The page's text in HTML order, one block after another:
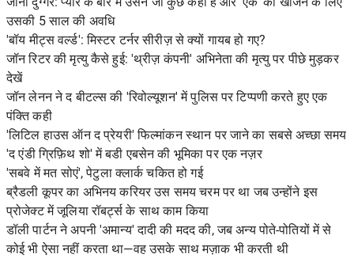
उसकी 5 साल की अवधि
'बॉय मीट्स वर्ल्ड': मिस्टर टर्नर सीरीज़ से क्यों गायब हो गए?
जॉन रिटर की मृत्यु कैसे हुई: 'थ्रीज़ कंपनी' अभिनेता की मृत्यु पर पीछे मुड़कर
देखें
जॉन लेनन ने द बीटल्स की 'रिवोल्यूशन' में पुलिस पर टिप्पणी करते हुए एक
पंक्ति कही
'लिटिल हाउस ऑन द प्रेयरी' फिल्मांकन स्थान पर जाने का सबसे अच्छा समय
'द एंडी ग्रिफ़िथ शो' में बडी एबसेन की भूमिका पर एक नज़र
'सबवे में मत सोएं', पेटुला क्लार्क चकित हो गई
ब्रैडली कूपर का अभिनय करियर उस समय चरम पर था जब उन्होंने इस
प्रोजेक्ट में जूलिया रॉबर्ट्स के साथ काम किया
डॉली पार्टन ने अपनी 'अमान्य' दादी की मदद की, जब अन्य पोते-पोतियों में से
कोई भी ऐसा नहीं करता था—वह उसके साथ मज़ाक भी करती थी